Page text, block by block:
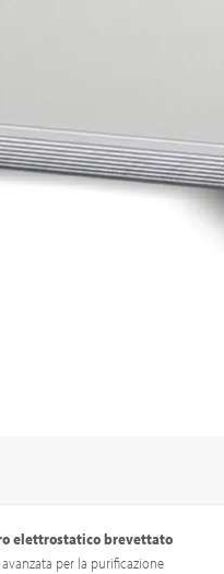
elettrostatico brevettato
per la purificazione